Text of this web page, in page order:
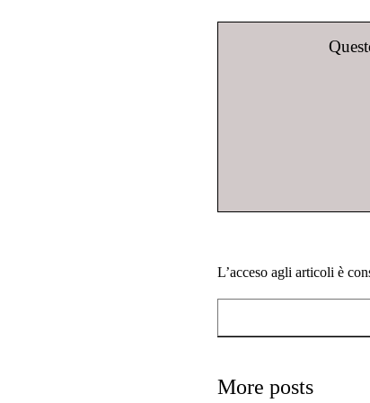
L’acceso agli articoli è
More posts